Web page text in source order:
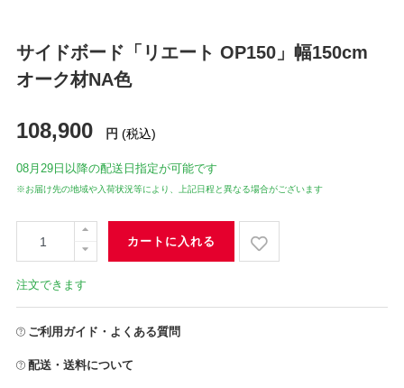
サイドボード「リエート OP150」幅150cm
オーク材NA色
108,900 円 (税込)
08月29日 以降の配送日指定が可能です
※お届け先の地域や入荷状況等により、上記日程と異なる場合がございます
カートに入れる
注文できます
ご利用ガイド・よくある質問
配送・送料について